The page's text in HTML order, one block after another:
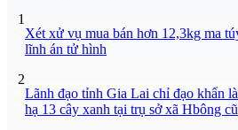
1
Xét xử vụ mua bán hơn 12,3kg ma
lĩnh án tử hình
2
Lãnh đạo tỉnh Gia Lai chỉ đạo khẩn
hạ 13 cây xanh tại trụ sở xã Hbông cũ